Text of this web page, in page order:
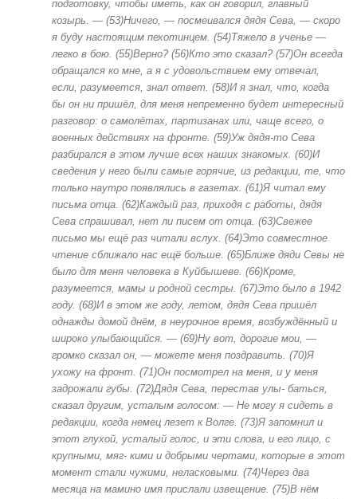
подготовку, чтобы иметь, как он говорил, главный
козырь. — (53)Ничего, — посмеивался дядя Сева, — скоро
я буду настоящим пехотинцем. (54)Тяжело в ученье —
легко в бою. (55)Верно? (56)Кто это сказал? (57)Он всегда
обращался ко мне, а я с удовольствием ему отвечал,
если, разумеется, знал ответ. (58)И я знал, что, когда
бы он ни пришёл, для меня непременно будет интересный
разговор: о самолётах, партизанах или, чаще всего, о
военных действиях на фронте. (59)Уж дядя-то Сева
разбирался в этом лучше всех наших знакомых. (60)И
сведения у него были самые горячие, из редакции, те, что
только наутро появлялись в газетах. (61)Я читал ему
письма отца. (62)Каждый раз, приходя с работы, дядя
Сева спрашивал, нет ли писем от отца. (63)Свежее
письмо мы ещё раз читали вслух. (64)Это совместное
чтение сближало нас ещё больше. (65)Ближе дяди Севы не
было для меня человека в Куйбышеве. (66)Кроме,
разумеется, мамы и родной сестры. (67)Это было в 1942
году. (68)И в этом же году, летом, дядя Сева пришёл
однажды домой днём, в неурочное время, возбуждённый и
широко улыбающийся. — (69)Ну вот, дорогие мои, —
громко сказал он, — можете меня поздравить. (70)Я
ухожу на фронт. (71)Он посмотрел на меня, и у меня
задрожали губы. (72)Дядя Сева, перестав улы- баться,
сказал другим, усталым голосом: — Не могу я сидеть в
редакции, когда немец лезет к Волге. (73)Я запомнил и
этот глухой, усталый голос, и эти слова, и его лицо, с
крупными, мяг- кими и добрыми чертами, которые в этот
момент стали чужими, неласковыми. (74)Через два
месяца на мамино имя прислали извещение. (75)В нём